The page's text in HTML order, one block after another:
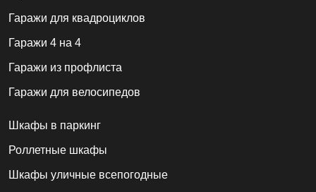
Гаражи для квадроциклов
Гаражи 4 на 4
Гаражи из профлиста
Гаражи для велосипедов
Шкафы в паркинг
Роллетные шкафы
Шкафы уличные всепогодные